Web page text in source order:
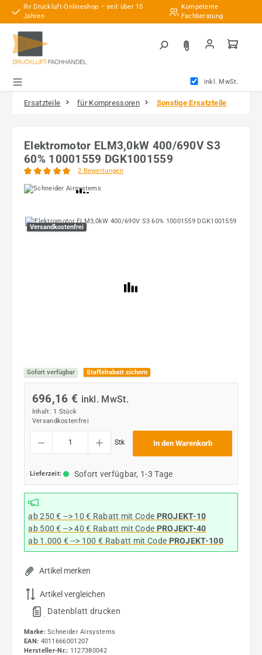
Zum Hauptinhalt springen
Ihr Druckluft-Onlineshop – seit über 15
Jahren
Kompetente
Fachberatung
inkl. MwSt.
Ersatzteile für Kompressoren Sonstige Ersatzteile
Elektromotor ELM3,0kW 400/690V S3
60% 10001559 DGK1001559
2 Bewertungen
Bildergalerie überspringen
Versandkostenfrei
Sofort verfügbar Staffelrabatt sichern
696,16 € inkl. MwSt.
Inhalt: 1 Stück
Versandkostenfrei
Produkt Anzahl: Gib den gewünschten Wert ein oder benutze die Schaltflächen um
Stk In den Warenkorb
Lieferzeit: Sofort verfügbar, 1-3 Tage
ab 250 € --> 10 € Rabatt mit Code PROJEKT-10
ab 500 € --> 40 € Rabatt mit Code PROJEKT-40
ab 1.000 € --> 100 € Rabatt mit Code PROJEKT-100
Artikel merken
Artikel vergleichen
. Datenblatt drucken
Marke:Schneider Airsystems
EAN: 4011666001207
Hersteller-Nr.: 1127380042